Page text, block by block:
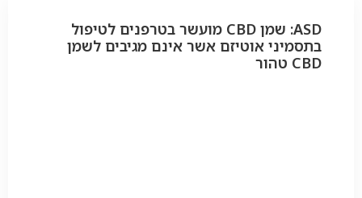
ASD: שמן CBD מועשר בטרפנים לטיפול
בתסמיני אוטיזם אשר אינם מגיבים לשמן
CBD טהור